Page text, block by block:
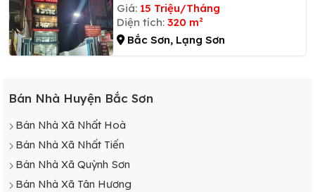
Giá: 15 Triệu/Tháng
Diện tích: 320 m²
Bắc Sơn, Lạng Sơn
Bán Nhà Huyện Bắc Sơn
Bán Nhà Xã Nhất Hoà
Bán Nhà Xã Nhất Tiến
Bán Nhà Xã Quỳnh Sơn
Bán Nhà Xã Tân Hương